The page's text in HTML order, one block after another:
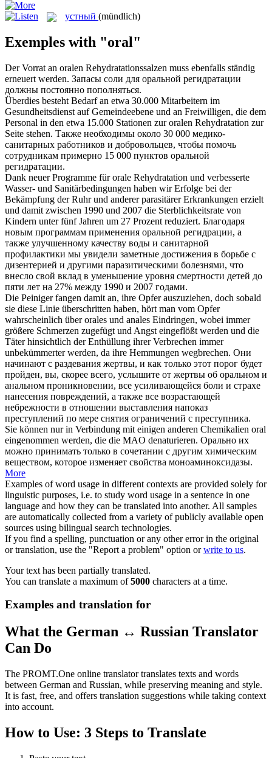
устный (mündlich)
Exemples with "oral"
Der Vorrat an oralen Rehydratationssalzen muss ebenfalls ständig
erneuert werden. Запасы соли для оральной регидратации
должны постоянно пополняться.
Überdies besteht Bedarf an etwa 30.000 Mitarbeitern im
Gesundheitsdienst auf Gemeindeebene und an Freiwilligen, die dem
Personal in den etwa 15.000 Stationen zuroralen Rehydratation zur
Seite stehen. Также необходимы около 30 000 медико-
санитарных работников и добровольцев, чтобы помочь
сотрудникам примерно 15 000 пунктов оральной
регидратации.
Dank neuer Programme fürorale Rehydratation und verbesserte
Wasser- und Sanitärbedingungen haben wir Erfolge bei der
Bekämpfung der Ruhr und anderer parasitärer Erkrankungen erzielt
und damit zwischen 1990 und 2007 die Sterblichkeitsrate von
Kindern unter fünf Jahren um 27 Prozent reduziert. Благодаря
новым программам применения оральной регидрации, а
также улучшенному качеству воды и санитарной
профилактики мы увидели заметные достижения в борьбе с
дизентерией и другими паразитическими болезнями, что
внесло свой вклад в уменьшение уровня смертности детей до
пяти лет на 27% между 1990 и 2007 годами.
Die Peiniger fangen damit an, ihre Opfer auszuziehen, doch sobald
sie diese Linie überschritten haben, hört man vom Opfer
wahrscheinlich überorales und anales Eindringen, wobei immer
größere Schmerzen zugefügt und Angst eingeflößt werden und die
Täter hinsichtlich der Enthüllung ihrer Verbrechen immer
unbekümmerter werden, da ihre Hemmungen wegbrechen. Они
начинают с раздевания жертвы, и как только этот порог будет
пройден, вы, скорее всего, услышите от жертвы об оральном и
анальном проникновении, все усиливающейся боли и страхе
нанесения повреждений, а также все возрастающей
небрежности в отношении выставления напоказ
преступлений по мере снятия ограничений с преступника.
Sie können nur in Verbindung mit einigen anderen Chemikalien oral
eingenommen werden, die die MAO denaturieren. Орально их
можно принимать только в сочетании с другим химическим
веществом, которое изменяет свойства моноаминоксидазы.
More
Examples of word usage in different contexts are provided solely for
linguistic purposes, i.e. to study word usage in a sentence in one
language and how they can be translated into another. All samples
are automatically collected from a variety of publicly available open
sources using bilingual search technologies.
If you find a spelling, punctuation or any other error in the original
or translation, use the "Report a problem" option orwrite to us.
Your text has been partially translated.
You can translate a maximum of5000 characters at a time.
Examples and translation for
What the German ↔ Russian Translator
Can Do
The PROMT.One online translator translates texts and words
between German and Russian, while preserving meaning and style.
It is fast, free, and offers translation suggestions while taking context
into account.
How to Use: 3 Steps to Translate